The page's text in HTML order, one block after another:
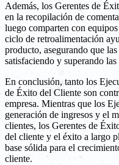
Además, los Gerentes de
en la recopilación de
luego comparten con
ciclo de retroalimentación
producto, asegurando que
satisfaciendo y superando
En conclusión, tanto los
de Éxito del Cliente son
empresa. Mientras que los
generación de ingresos y el
clientes, los Gerentes de
del cliente y el éxito a largo
base sólida para el
cliente.